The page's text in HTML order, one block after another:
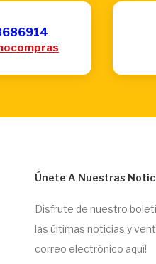
Únete A Nuestras
Disfrute de nuestro
las últimas noticias y
correo electrónico aquí!